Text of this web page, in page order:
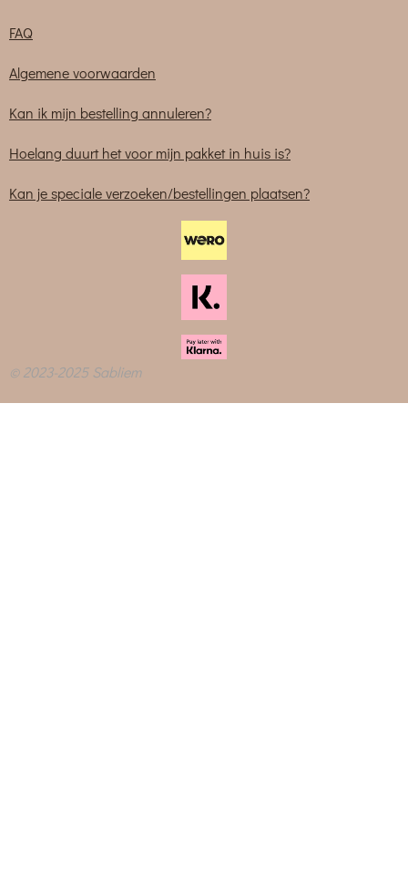
FAQ
Algemene voorwaarden
Kan ik mijn bestelling annuleren?
Hoelang duurt het voor mijn pakket in huis is?
Kan je speciale verzoeken/bestellingen plaatsen?
© 2023-2025 Sabliem